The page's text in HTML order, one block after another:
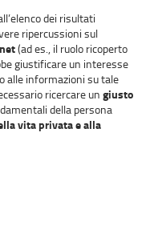
dei risultati
ripercussioni sul
(ad es., il ruolo ricoperto
giustificare un interesse
alle informazioni su tale
ricercare un giusto
della persona
vita privata e alla